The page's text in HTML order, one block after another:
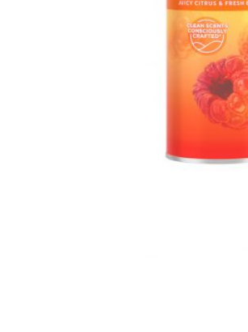
Hengityssuojaimet ja
Deodorantit
Hiustenhoito